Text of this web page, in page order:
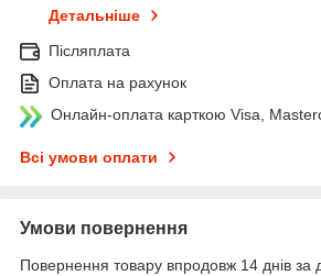
Детальніше
Післяплата
Оплата на рахунок
Онлайн-оплата карткою Visa,
Всі умови оплати
Умови повернення
Повернення товару впродовж 14 днів за